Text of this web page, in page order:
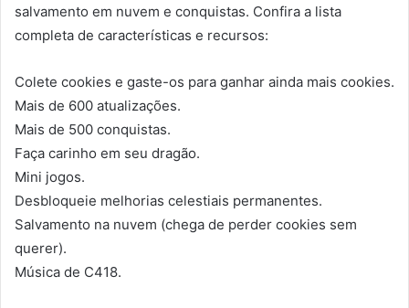
salvamento em nuvem e conquistas. Confira a lista
completa de características e recursos:
Colete cookies e gaste-os para ganhar ainda mais cookies.
Mais de 600 atualizações.
Mais de 500 conquistas.
Faça carinho em seu dragão.
Mini jogos.
Desbloqueie melhorias celestiais permanentes.
Salvamento na nuvem (chega de perder cookies sem
querer).
Música de C418.